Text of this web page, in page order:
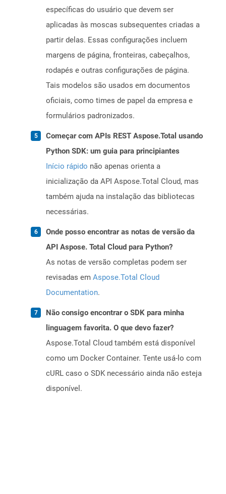
específicas do usuário que devem ser
aplicadas às moscas subsequentes criadas a
partir delas. Essas configurações incluem
margens de página, fronteiras, cabeçalhos,
rodapés e outras configurações de página.
Tais modelos são usados ​​em documentos
oficiais, como times de papel da empresa e
formulários padronizados.
Começar com APIs REST Aspose.Total usando
Python SDK: um guia para principiantes
Início rápido não apenas orienta a
inicialização da API Aspose.Total Cloud, mas
também ajuda na instalação das bibliotecas
necessárias.
Onde posso encontrar as notas de versão da
API Aspose. Total Cloud para Python?
As notas de versão completas podem ser
revisadas em Aspose.Total Cloud
Documentation.
Não consigo encontrar o SDK para minha
linguagem favorita. O que devo fazer?
Aspose.Total Cloud também está disponível
como um Docker Container. Tente usá-lo com
cURL caso o SDK necessário ainda não esteja
disponível.